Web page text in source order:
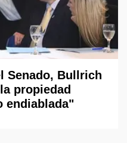
Senado, Bullrich
propiedad
endiablada"